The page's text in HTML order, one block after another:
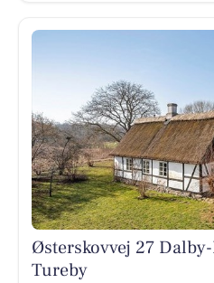
Østerskovvej 27
Tureby